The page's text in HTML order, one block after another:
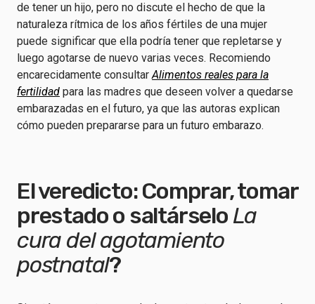
de tener un hijo, pero no discute el hecho de que la
naturaleza rítmica de los años fértiles de una mujer
puede significar que ella podría tener que repletarse y
luego agotarse de nuevo varias veces. Recomiendo
encarecidamente consultarAlimentos reales para la
fertilidad para las madres que deseen volver a quedarse
embarazadas en el futuro, ya que las autoras explican
cómo pueden prepararse para un futuro embarazo.
El veredicto: Comprar, tomar
prestado o saltárselo La
cura del agotamiento
postnatal?